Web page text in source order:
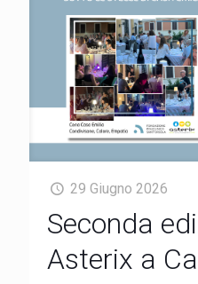
29 Giugno 2026
Seconda
Asterix a